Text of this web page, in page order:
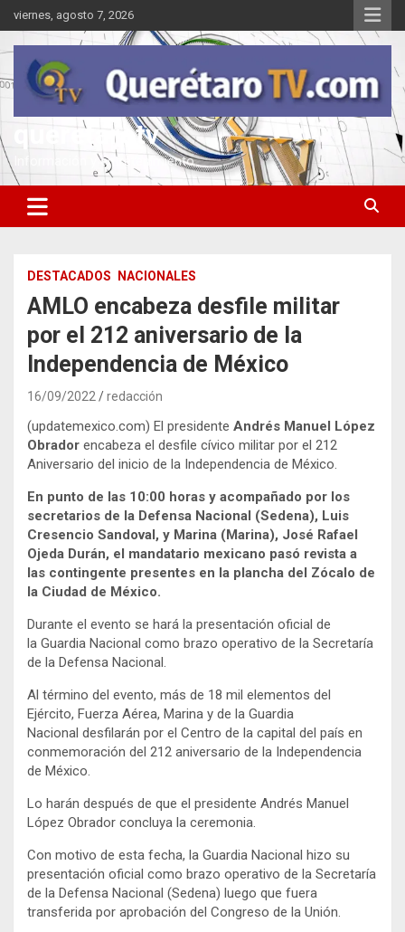
Saltar
al
contenido
viernes, agosto 7, 2026
queretarotv
Información y entretenimiento
DESTACADOS NACIONALES
AMLO encabeza desfile militar
por el 212 aniversario de la
Independencia de México
16/09/2022 redacción
(updatemexico.com) El presidente Andrés Manuel López
Obrador encabeza el desfile cívico militar por el 212
Aniversario del inicio de la Independencia de México.
En punto de las 10:00 horas y acompañado por los
secretarios de la Defensa Nacional (Sedena), Luis
Cresencio Sandoval, y Marina (Marina), José Rafael
Ojeda Durán, el mandatario mexicano pasó revista a
las contingente presentes en la plancha del Zócalo de
la Ciudad de México.
Durante el evento se hará la presentación oficial de
la Guardia Nacional como brazo operativo de la Secretaría
de la Defensa Nacional.
Al término del evento, más de 18 mil elementos del
Ejército, Fuerza Aérea, Marina y de la Guardia
Nacional desfilarán por el Centro de la capital del país en
conmemoración del 212 aniversario de la Independencia
de México.
Lo harán después de que el presidente Andrés Manuel
López Obrador concluya la ceremonia.
Con motivo de esta fecha, la Guardia Nacional hizo su
presentación oficial como brazo operativo de la Secretaría
de la Defensa Nacional (Sedena) luego que fuera
transferida por aprobación del Congreso de la Unión.